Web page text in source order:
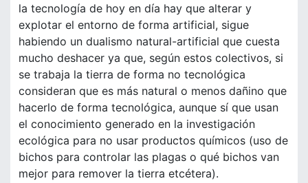
la tecnología de hoy en día hay que alterar y
explotar el entorno de forma artificial, sigue
habiendo un dualismo natural-artificial que cuesta
mucho deshacer ya que, según estos colectivos, si
se trabaja la tierra de forma no tecnológica
consideran que es más natural o menos dañino que
hacerlo de forma tecnológica, aunque sí que usan
el conocimiento generado en la investigación
ecológica para no usar productos químicos (uso de
bichos para controlar las plagas o qué bichos van
mejor para remover la tierra etcétera).